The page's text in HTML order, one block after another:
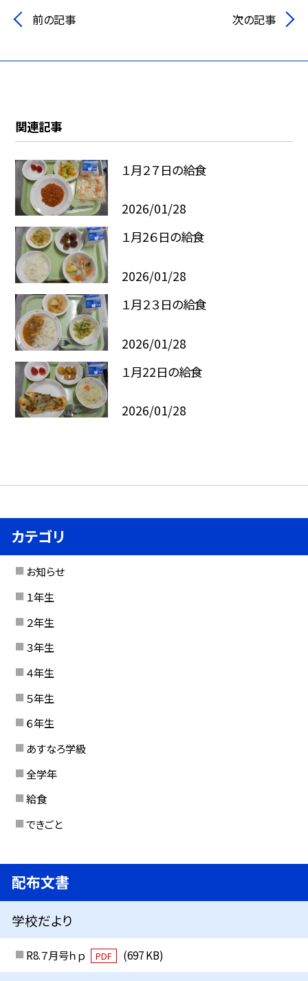
前の記事 次の記事
関連記事
１月２７日の給食
2026/01/28
１月2６日の給食
2026/01/28
１月２３日の給食
2026/01/28
１月22日の給食
2026/01/28
カテゴリ
お知らせ
１年生
２年生
３年生
４年生
５年生
６年生
あすなろ学級
全学年
給食
できごと
配布文書
学校だより
R8.７月号ｈｐ PDF (697 KB)